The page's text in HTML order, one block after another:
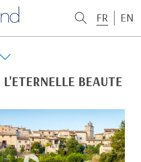
FR EN
L'ETERNELLE BEAUTE